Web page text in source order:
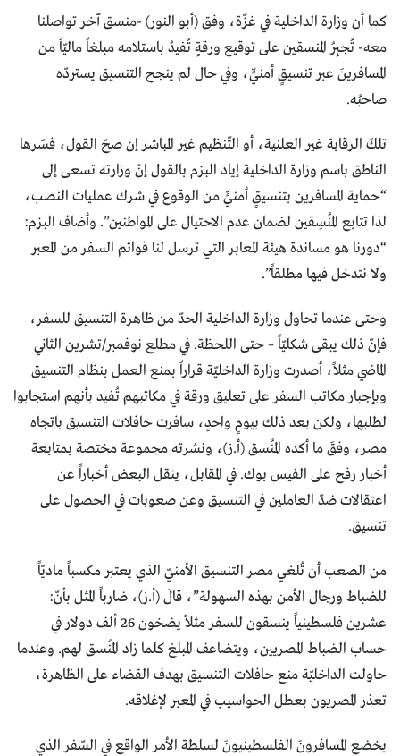
كما أن وزارة الداخلية في غزّة، وفق (أبو النور) -منسق آخر تواصلنا
معه- تُجبِرُ المنسقين على توقيع ورقةٍ تُفيدُ باستلامه مبلغاً ماليّاً من
المسافرينَ عبر تنسيقٍ أمنيٍّ، وفي حال لم ينجح التنسيق يستردّه
صاحبُه.
تلكَ الرقابة غير العلنية، أو التّنظيم غير المباشر إن صحّ القول، فسّرها
الناطق باسم وزارة الداخلية إياد البزم بالقول إنّ وزارته تسعى إلى
“حماية المسافرين بتنسيقٍ أمنيٍّ من الوقوع في شرك عمليات النصب،
لذا تتابع المُنسِقين لضمان عدم الاحتيال على المواطنين”. وأضاف البزم:
“دورنا هو مساندة هيئة المعابر التي ترسل لنا قوائم السفر من المعبر
ولا نتدخل فيها مطلقاً”.
وحتى عندما تحاول وزارة الداخلية الحدّ من ظاهرة التنسيق للسفر،
فإنّ ذلك يبقى شكليّاً – حتى اللحظة. في مطلع نوفمبر/تشرين الثاني
الماضي مثلاً، أصدرت وزارة الداخليّة قراراً بمنع العمل بنظام التنسيق
وبإجبار مكاتب السفر على تعليق ورقة في مكاتبهم تُفيد بأنهم استجابوا
لطلبها، ولكن بعد ذلك بيومٍ واحدٍ، سافرت حافلات التنسيق باتجاه
مصر، وفقَ ما أكده المُنسق (أ.ز)، ونشرته مجموعة مختصة بمتابعة
أخبار رفح على الفيس بوك. في المقابل، ينقل البعض أخباراً عن
اعتقالات ضدّ العاملين في التنسيق وعن صعوبات في الحصول على
تنسيق.
من الصعب أن تُلغي مصر التنسيق الأمنيّ الذي يعتبر مكسباً ماديّاً
للضباط ورجال الأمن بهذه السهولة”، قالَ (أ.ز)، ضارباً المثل بأنّ:
عشرين فلسطينياً ينسقون للسفر مثلاً يضخون 26 ألف دولار في
حساب الضباط المصريين، ويتضاعف المبلغ كلما زاد المُنسق لهم. وعندما
حاولت الداخليّة منع حافلات التنسيق بهدف القضاء على الظاهرة،
تعذر المصريون بعطل الحواسيب في المعبر لإغلاقه.
يخضع المسافرونَ الفلسطينيونَ لسلطة الأمر الواقع في السّفر الذي